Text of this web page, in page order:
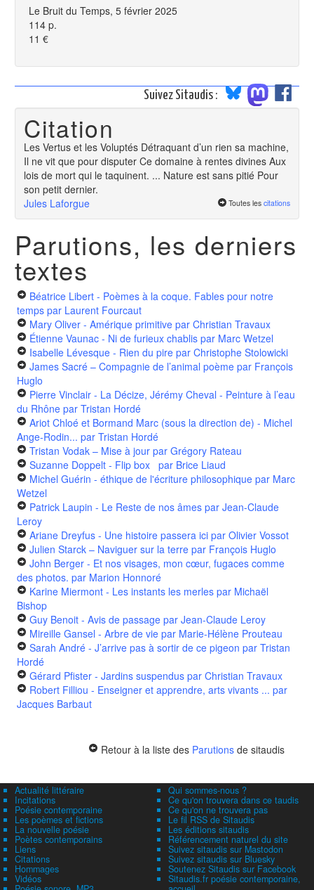
Le Bruit du Temps, 5 février 2025
114 p.
11 €
Suivez Sitaudis :
Citation
Les Vertus et les Voluptés Détraquant d’un rien sa machine,
Il ne vit que pour disputer Ce domaine à rentes divines Aux
lois de mort qui le taquinent. ... Nature est sans pitié Pour
son petit dernier.
Jules Laforgue
Toutes les citations
Parutions, les derniers
textes
Béatrice Libert - Poèmes à la coque. Fables pour notre
temps par Laurent Fourcaut
Mary Oliver - Amérique primitive par Christian Travaux
Étienne Vaunac - Ni de furieux chablis par Marc Wetzel
Isabelle Lévesque - Rien du pire par Christophe Stolowicki
James Sacré – Compagnie de l’animal poème par François
Huglo
Pierre Vinclair - La Décize, Jérémy Cheval - Peinture à l’eau
du Rhône par Tristan Hordé
Ariot Chloé et Bormand Marc (sous la direction de) - Michel
Ange-Rodin... par Tristan Hordé
Tristan Vodak – Mise à jour par Grégory Rateau
Suzanne Doppelt - Flip box par Brice Liaud
Michel Guérin - éthique de l'écriture philosophique par Marc
Wetzel
Patrick Laupin - Le Reste de nos âmes par Jean-Claude
Leroy
Ariane Dreyfus - Une histoire passera ici par Olivier Vossot
Julien Starck – Naviguer sur la terre par François Huglo
John Berger - Et nos visages, mon cœur, fugaces comme
des photos. par Marion Honnoré
Karine Miermont - Les instants les merles par Michaël
Bishop
Guy Benoit - Avis de passage par Jean-Claude Leroy
Mireille Gansel - Arbre de vie par Marie-Hélène Prouteau
Sarah André - J’arrive pas à sortir de ce pigeon par Tristan
Hordé
Gérard Pfister - Jardins suspendus par Christian Travaux
Robert Filliou - Enseigner et apprendre, arts vivants ... par
Jacques Barbaut
Retour à la liste des Parutions de sitaudis
Actualité littéraire
Incitations
Poésie contemporaine
Les poèmes et fictions
La nouvelle poésie
Poètes contemporains
Liens
Citations
Hommages
Vidéos
Qui sommes-nous ?
Ce qu'on trouvera dans ce taudis
Ce qu'on ne trouvera pas
Le fil RSS de Sitaudis
Les éditions sitaudis
Référencement naturel du site
Suivez sitaudis sur Mastodon
Suivez sitaudis sur Bluesky
Soutenez Sitaudis sur Facebook
Sitaudis.fr poésie contemporaine,